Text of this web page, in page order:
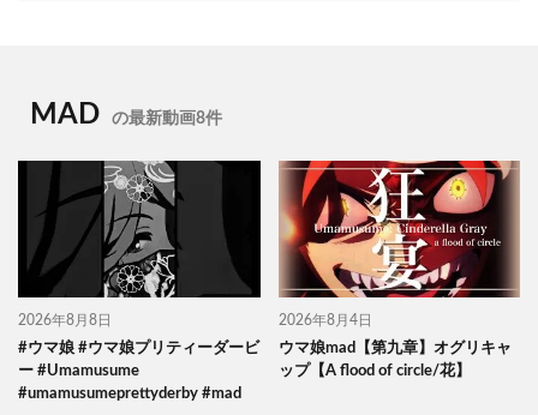
MAD の最新動画8件
2026年8月8日
#ウマ娘 #ウマ娘プリティーダービ
ー #Umamusume
#umamusumeprettyderby #mad
2026年8月4日
ウマ娘mad【第九章】オグリキャ
ップ【A flood of circle/花】